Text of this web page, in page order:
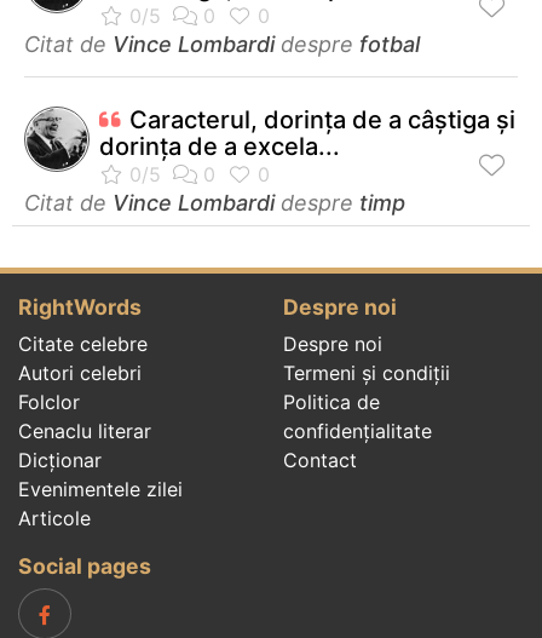
Citat de Vince Lombardidespre fotbal
Caracterul, dorinţa de a câştiga şi
dorinţa de a excela...
Citat de Vince Lombardidespre timp
RightWords
Citate celebre
Autori celebri
Folclor
Cenaclu literar
Dicționar
Evenimentele zilei
Articole
Despre noi
Despre noi
Termeni și condiții
Politica de
confidenţialitate
Contact
Social pages